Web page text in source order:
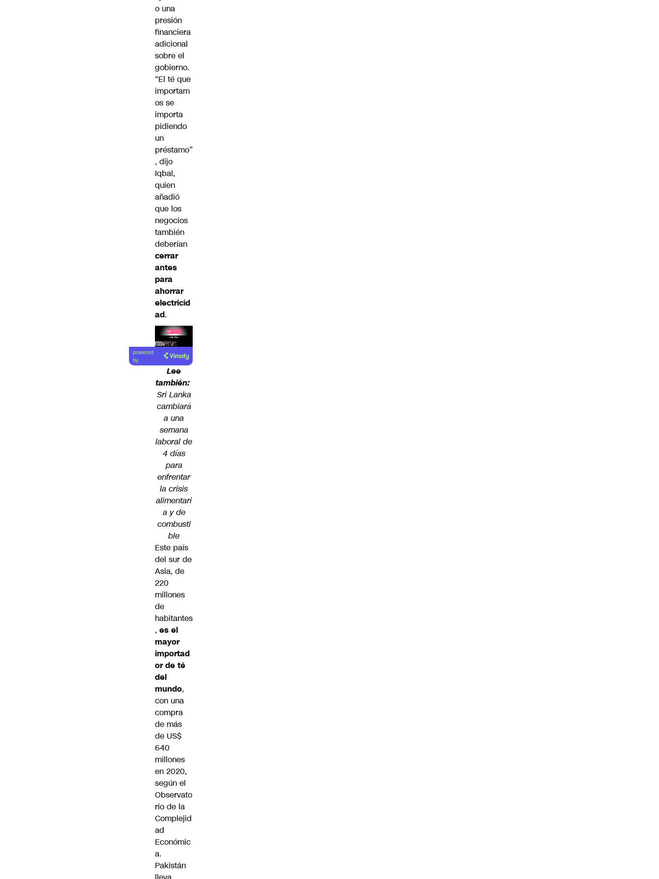
o una
presión
financiera
adicional
sobre el
gobierno.
“El té que
importam
os se
importa
pidiendo
un
préstamo”
, dijo
Iqbal,
quien
añadió
que los
negocios
también
deberían
cerrar
antes
para
ahorrar
electricid
ad.
Lea el
artículo
powered
by
Lee
también:
Sri Lanka
cambiará
a una
semana
laboral de
4 días
para
enfrentar
la crisis
alimentari
a y de
combusti
ble
Este país
del sur de
Asia, de
220
millones
de
habitantes
, es el
mayor
importad
or de té
del
mundo,
con una
compra
de más
de US$
640
millones
en 2020,
según el
Observato
rio de la
Complejid
ad
Económic
a.
Pakistán